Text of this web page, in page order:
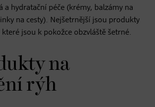
a hydratační péče (krémy, balzámy na
na cesty). Nejšetrnější jsou produkty
které jsou k pokožce obzvláště šetrné.
na
rýh